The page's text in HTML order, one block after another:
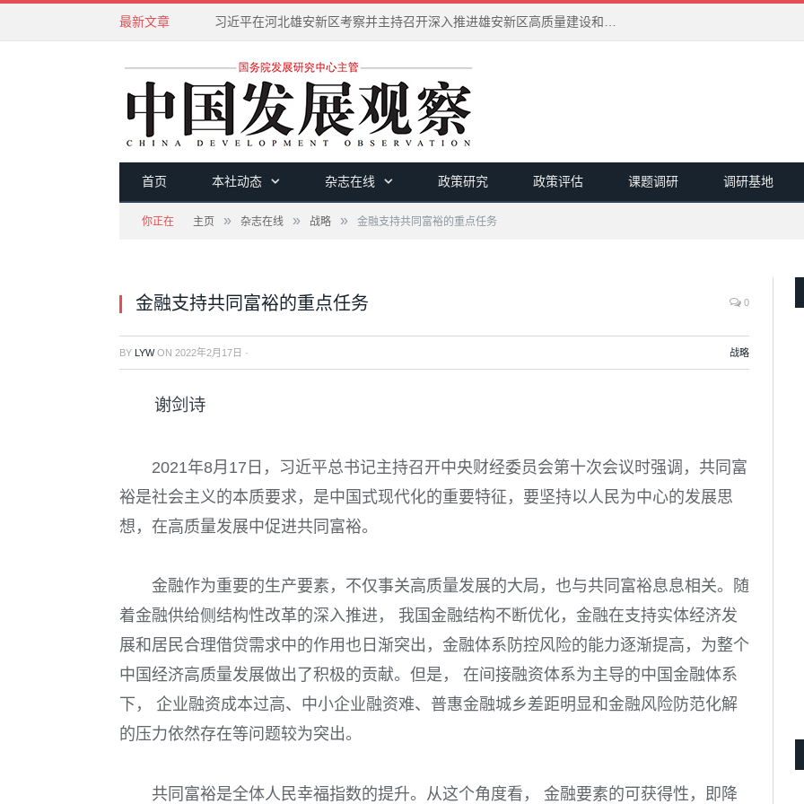
最新文章 习近平在河北雄安新区考察并主持召开深入推进雄安新区高质量建设和发展座谈会
首页 本社动态 杂志在线 政策研究 政策评估 课题调研 调研基地
你正在 主页 » 杂志在线 » 战略 » 金融支持共同富裕的重点任务
金融支持共同富裕的重点任务 0
BY LYWON 2022年2月17日 · 战略
谢剑诗
2021年8月 17 日，习近平总书记主持召开中央财经委员会第十次会议时强调，共同富
裕是社会主义的本质要求，是中国式现代化的重要特征，要坚持以人民为中心的发展思
想，在高质量发展中促进共同富裕。
金融作为重要的生产要素，不仅事关高质量发展的大局，也与共同富裕息息相关。随
着金融供给侧结构性改革的深入推进， 我国金融结构不断优化，金融在支持实体经济发
展和居民合理借贷需求中的作用也日渐突出，金融体系防控风险的能力逐渐提高，为整个
中国经济高质量发展做出了积极的贡献。但是， 在间接融资体系为主导的中国金融体系
下， 企业融资成本过高、中小企业融资难、普惠金融城乡差距明显和金融风险防范化解
的压力依然存在等问题较为突出。
共同富裕是全体人民幸福指数的提升。从这个角度看， 金融要素的可获得性，即降